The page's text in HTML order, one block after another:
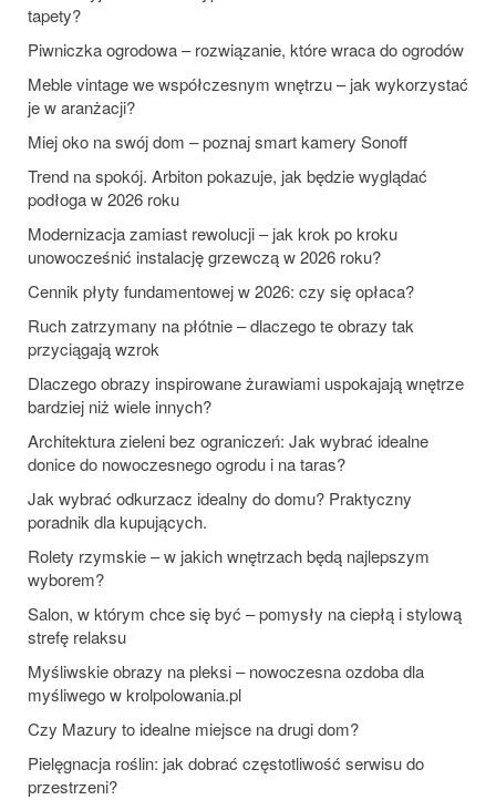
tapety?
Piwniczka ogrodowa – rozwiązanie, które wraca do ogrodów
Meble vintage we współczesnym wnętrzu – jak wykorzystać
je w aranżacji?
Miej oko na swój dom – poznaj smart kamery Sonoff
Trend na spokój. Arbiton pokazuje, jak będzie wyglądać
podłoga w 2026 roku
Modernizacja zamiast rewolucji – jak krok po kroku
unowocześnić instalację grzewczą w 2026 roku?
Cennik płyty fundamentowej w 2026: czy się opłaca?
Ruch zatrzymany na płótnie – dlaczego te obrazy tak
przyciągają wzrok
Dlaczego obrazy inspirowane żurawiami uspokajają wnętrze
bardziej niż wiele innych?
Architektura zieleni bez ograniczeń: Jak wybrać idealne
donice do nowoczesnego ogrodu i na taras?
Jak wybrać odkurzacz idealny do domu? Praktyczny
poradnik dla kupujących.
Rolety rzymskie – w jakich wnętrzach będą najlepszym
wyborem?
Salon, w którym chce się być – pomysły na ciepłą i stylową
strefę relaksu
Myśliwskie obrazy na pleksi – nowoczesna ozdoba dla
myśliwego w krolpolowania.pl
Czy Mazury to idealne miejsce na drugi dom?
Pielęgnacja roślin: jak dobrać częstotliwość serwisu do
przestrzeni?